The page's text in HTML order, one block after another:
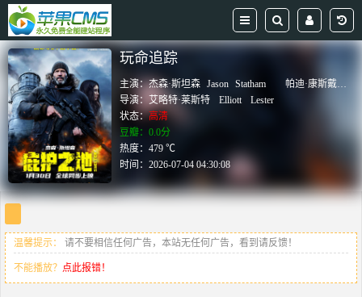
玩命追踪
主演：杰森·斯坦森 Jason Statham 帕迪·康斯戴恩
导演： 艾略特·莱斯特 Elliott
Lester
状态：高清
豆瓣：0.0分
热度：479 ℃
时间：2026-07-04 04:30:08
温馨提示： 请不要相信任何广告，本站无任何广告，看到请反馈！
不能播放？ 点此报错！